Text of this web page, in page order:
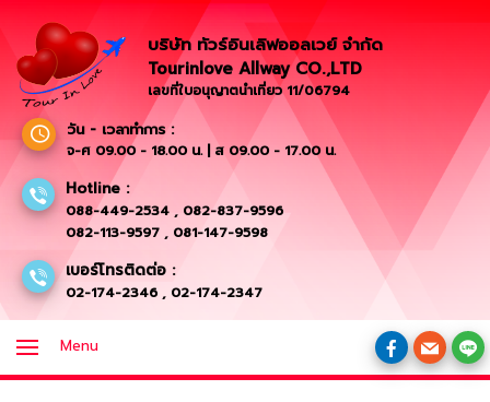
บริษัท ทัวร์อินเลิฟออลเวย์ จำกัด
Tourinlove Allway CO.,LTD
เลขที่ใบอนุญาตนำเที่ยว 11/06794
วัน - เวลาทำการ :
จ-ศ 09.00 - 18.00 น. | ส 09.00 - 17.00 น.
Hotline :
088-449-2534 , 082-837-9596
082-113-9597 , 081-147-9598
เบอร์โทรติดต่อ :
02-174-2346 , 02-174-2347
Menu